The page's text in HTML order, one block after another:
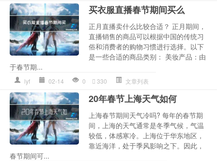
买衣服直播春节期间买么
正月直播卖什么比较合适？ 正月期间，
直播销售的商品可以根据中国的传统习
俗和消费者的购物习惯进行选择。以下
是一些合适的商品类别： 美妆产品：由
于春节期...
lyf 02-14 0 330 文章列表
20年春节上海天气如何
上海春节期间天气冷吗? 每年的春节期
间，上海的天气通常是冬季气候，气温
较低，体感寒冷。上海位于华东地区，
靠近海洋，处于季风影响之下。因此，
春节期间可...